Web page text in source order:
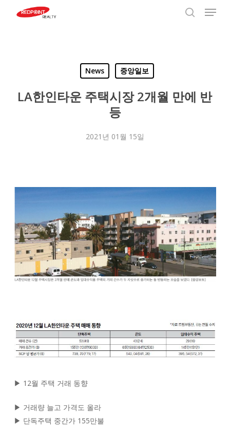
Menu
News 중앙일보
LA한인타운 주택시장 2개월 만에 반
등
2021년 01월 15일
▶ 12월 주택 거래 동향
▶ 거래량 늘고 가격도 올라
▶ 단독주택 중간가 155만불